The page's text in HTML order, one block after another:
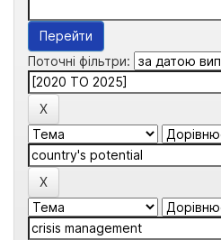
Поточні фільтри: